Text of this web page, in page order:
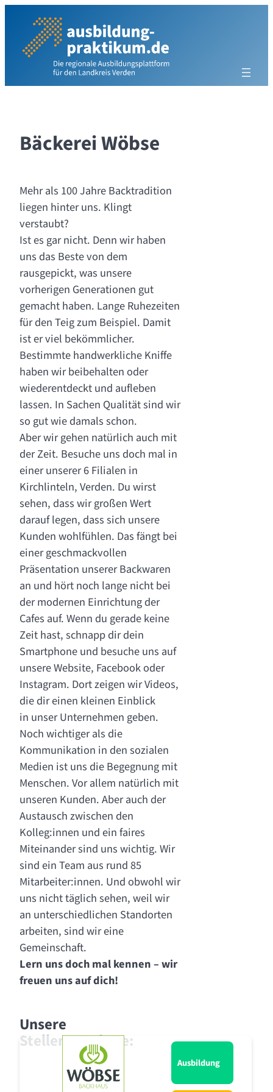
springen
Bäckerei Wöbse
Mehr als 100 Jahre Backtradition
liegen hinter uns. Klingt
verstaubt?
Ist es gar nicht. Denn wir haben
uns das Beste von dem
rausgepickt, was unsere
vorherigen Generationen gut
gemacht haben. Lange Ruhezeiten
für den Teig zum Beispiel. Damit
ist er viel bekömmlicher.
Bestimmte handwerkliche Kniffe
haben wir beibehalten oder
wiederentdeckt und aufleben
lassen. In Sachen Qualität sind wir
so gut wie damals schon.
Aber wir gehen natürlich auch mit
der Zeit. Besuche uns doch mal in
einer unserer 6 Filialen in
Kirchlinteln, Verden. Du wirst
sehen, dass wir großen Wert
darauf legen, dass sich unsere
Kunden wohlfühlen. Das fängt bei
einer geschmackvollen
Präsentation unserer Backwaren
an und hört noch lange nicht bei
der modernen Einrichtung der
Cafes auf. Wenn du gerade keine
Zeit hast, schnapp dir dein
Smartphone und besuche uns auf
unsere Website, Facebook oder
Instagram. Dort zeigen wir Videos,
die dir einen kleinen Einblick
in unser Unternehmen geben.
Noch wichtiger als die
Kommunikation in den sozialen
Medien ist uns die Begegnung mit
Menschen. Vor allem natürlich mit
unseren Kunden. Aber auch der
Austausch zwischen den
Kolleg:innen und ein faires
Miteinander sind uns wichtig. Wir
sind ein Team aus rund 85
Mitarbeiter:innen. Und obwohl wir
uns nicht täglich sehen, weil wir
an unterschiedlichen Standorten
arbeiten, sind wir eine
Gemeinschaft.
Lern uns doch mal kennen – wir
freuen uns auf dich!
Unsere
Stellenangebote:
Ausbildung